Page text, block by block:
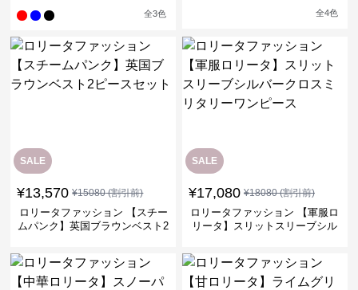
全3色 全4色
SALE
¥13,570 ¥15080(割引前)
ロリータファッション 【スチー
ムパンク】英国ブラウンベスト2
SALE
¥17,080 ¥18080(割引前)
ロリータファッション 【軍服ロ
リータ】スリットスリーブシル